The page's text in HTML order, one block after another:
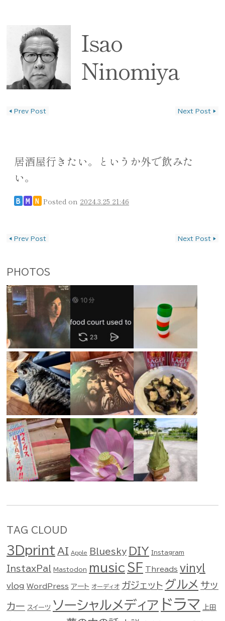
Isao
Ninomiya
◀ Prev Post Next Post ▶
居酒屋行きたい。というか外で飲みた
い。
B M N Posted on 2024.3.25 21:46
◀ Prev Post Next Post ▶
PHOTOS
TAG CLOUD
3Dprint AI Apple Bluesky DIY Instagram
InstaxPal Mastodon music SF Threads vinyl
vlog WordPress アート オーディオ ガジェット グルメ サッ
カー スイーツ ソーシャルメディア ドラマ 上田